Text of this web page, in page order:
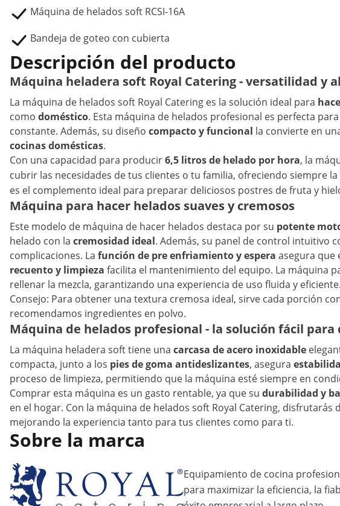
Máquina de helados soft RCSI-16A
Bandeja de goteo con cubierta
Descripción del producto
Máquina heladera soft Royal Catering - versatilidad y
La máquina de helados soft Royal Catering es la solución ideal para
como doméstico. Esta máquina de helados profesional es perfecta para
constante. Además, su diseño compacto y funcional la convierte en
cocinas domésticas.
Con una capacidad para producir6,5 litros de helado por hora, la
cubrir las necesidades de tus clientes o tu familia, ofreciendo siempre la
es el complemento ideal para preparar deliciosos postres de fruta y
Máquina para hacer helados suaves y cremosos
Este modelo de máquina de hacer helados destaca por su potente
helado con la cremosidad ideal. Además, su panel de control intuitivo
complicaciones. La función de pre enfriamiento y espera asegura que
recuento y limpieza facilita el mantenimiento del equipo. La máquina
rellenar la mezcla, garantizando una experiencia de uso fluida y eficiente.
Consejo: Para obtener una textura cremosa ideal, sirve cada porción
recomendamos ingredientes en polvo.
Máquina de helados profesional - la solución fácil
La máquina heladera soft tiene una carcasa de acero inoxidable
compacta, junto a los pies de goma antideslizantes, asegura
proceso de limpieza, permitiendo que la máquina esté siempre en
Comprar esta máquina es un gasto rentable, ya que su durabilidad y
en el hogar. Con la máquina de helados soft Royal Catering,
mejorando la experiencia tanto para tus clientes como para ti.
Sobre la marca
Equipamiento de cocina
para maximizar la eficiencia, la